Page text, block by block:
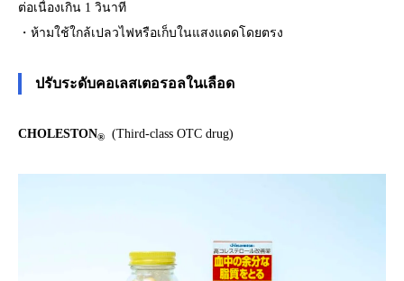
ต่อเนื่องเกิน 1 วินาที
・ห้ามใช้ใกล้เปลวไฟหรือเก็บในแสงแดดโดยตรง
ปรับระดับคอเลสเตอรอลในเลือด
CHOLESTON® (Third-class OTC drug)